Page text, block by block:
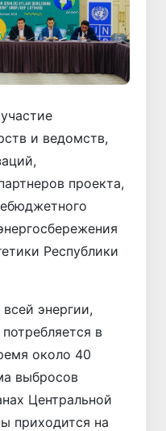
и ведомств,
проекта,
Республики
энергии,
в
около 40
выбросов
Центральной
приходится на